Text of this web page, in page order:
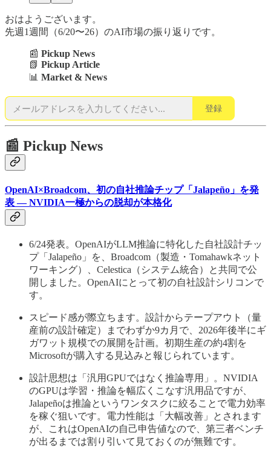
おはようございます。
先週1週間（6/20〜26）のAI市場の振り返りです。
📰 Pickup News
📗 Pickup Article
📊 Market & News
登録
📰 Pickup News
OpenAI×Broadcom、初の自社推論チップ「Jalapeño」を発
表 — NVIDIA一極からの脱却が本格化
6/24発表。OpenAIがLLM推論に特化した自社設計チッ
プ「Jalapeño」を、Broadcom（製造・Tomahawkネット
ワーキング）、Celestica（システム統合）と共同で公
開しました。OpenAIにとって初の自社設計シリコンで
す。
スピード感が際立ちます。設計からテープアウト（量
産前の設計確定）までわずか9カ月で、2026年後半にギ
ガワット規模での展開を計画。初期生産の約4割を
Microsoftが購入する見込みと報じられています。
設計思想は「汎用GPUではなく推論専用」。NVIDIA
のGPUは学習・推論を幅広くこなす汎用品ですが、
Jalapeñoは推論というワンタスクに絞ることで電力効率
を稼ぐ狙いです。電力性能は「大幅改善」とされます
が、これはOpenAIの自己申告値なので、第三者ベンチ
が出るまでは割り引いて見ておくのが無難です。